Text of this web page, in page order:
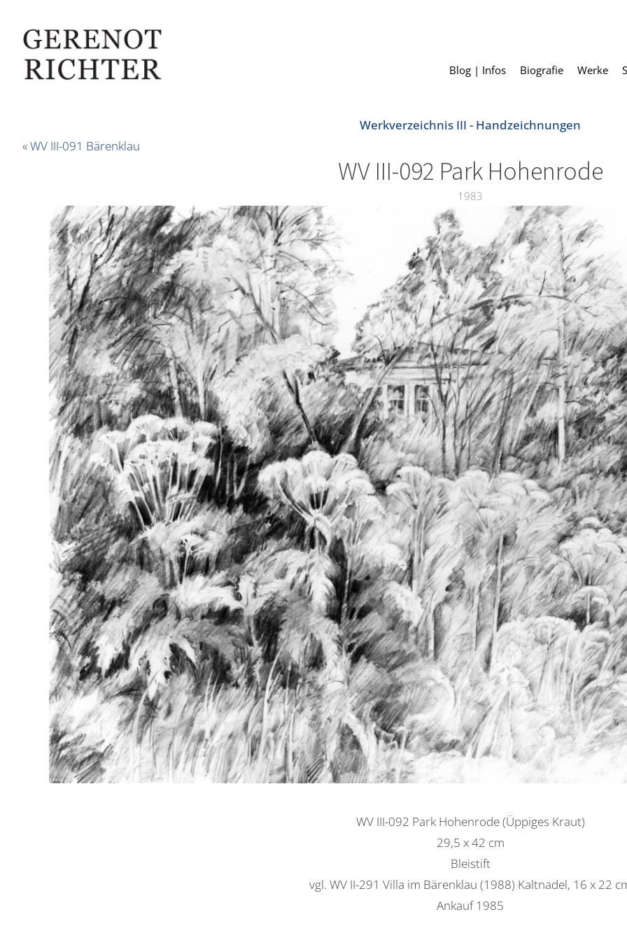
Blog | Infos Biografie Werke
Werkverzeichnis III - Handzeichnungen
«WV III-091 Bärenklau
WV III-092 Park Hohenrode
1983
WV III-092 Park Hohenrode (Üppiges Kraut)
29,5 x 42 cm
Bleistift
vgl. WV II-291 Villa im Bärenklau (1988) Kaltnadel, 16 x 22
Ankauf 1985